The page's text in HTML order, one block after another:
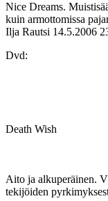
Nice Dreams.
kuin armottomissa
Ilja Rautsi 14.5.2006
Dvd:
Death Wish
Aito ja alkuperäinen.
tekijöiden